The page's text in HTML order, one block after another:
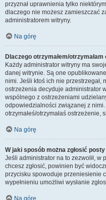
przyznał uprawnienia tylko
dlaczego nie możesz zamieszczać
administratorem witryny.
Na górę
Dlaczego otrzymałem/
Każdy administrator witryny ma
danej witrynie. Są one
nimi. Jeśli ktoś ich nie przestrzegał,
ostrzeżenia decyduje administrator
wspólnego z ostrzeżeniami
odpowiedzialności związanej z
otrzymałeś/otrzymałaś
Na górę
W jaki sposób można zgłosić
Jeśli administrator na to zezwolił, w
chcesz zgłosić, powinien być
przycisku spowoduje przeniesienie
wypełnieniu umożliwi wysłanie
Na górę